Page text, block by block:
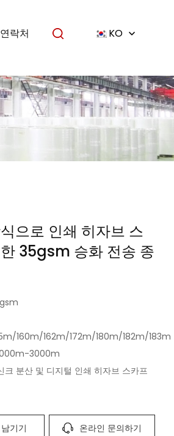
KO
연락처
으로 인쇄 히자브 스
35gsm 승화 전송 종
160m/162m/172m/180m/182m/183m
3000m
크 분산 및 디지털 인쇄 히자브 스카프
기기 온라인 문의하기